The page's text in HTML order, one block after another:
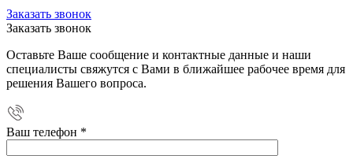
Заказать звонок
Заказать звонок
Оставьте Ваше сообщение и контактные данные и наши
специалисты свяжутся с Вами в ближайшее рабочее время для
решения Вашего вопроса.
Ваш телефон *